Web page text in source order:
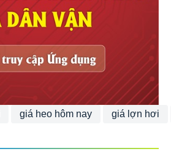
giá heo hôm nay giá lợn hơi